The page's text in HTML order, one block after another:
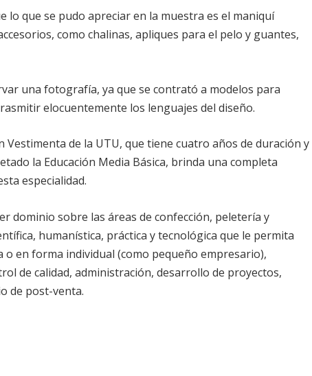
lo que se pudo apreciar en la muestra es el maniquí
como chalinas, apliques para el pelo y guantes,
una fotografía, ya que se contrató a modelos para
elocuentemente los lenguajes del diseño.
Vestimenta de la UTU, que tiene cuatro años de duración y
la Educación Media Básica, brinda una completa
especialidad.
dominio sobre las áreas de confección, peletería y
humanística, práctica y tecnológica que le permita
en forma individual (como pequeño empresario),
de calidad, administración, desarrollo de proyectos,
de post-venta.